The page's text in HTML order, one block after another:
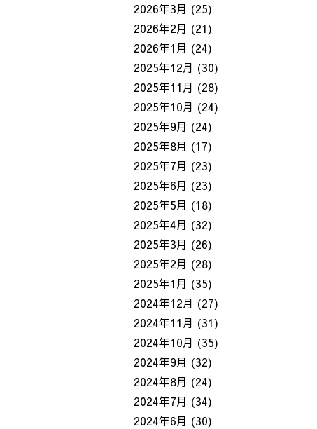
2026年3月 (25)
2026年2月 (21)
2026年1月 (24)
2025年12月 (30)
2025年11月 (28)
2025年10月 (24)
2025年9月 (24)
2025年8月 (17)
2025年7月 (23)
2025年6月 (23)
2025年5月 (18)
2025年4月 (32)
2025年3月 (26)
2025年2月 (28)
2025年1月 (35)
2024年12月 (27)
2024年11月 (31)
2024年10月 (35)
2024年9月 (32)
2024年8月 (24)
2024年7月 (34)
2024年6月 (30)